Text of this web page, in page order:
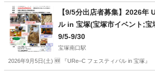
兵庫 神戸市 大久保駅 フリーマーケット
【9/5分出店者募集】2026年
ル in 宝塚(宝塚市イベント;宝
ター)
9/5-9/30
宝塚南口駅
2026年9月5日(土) 🆕 『URe–C フェスティバル in 宝